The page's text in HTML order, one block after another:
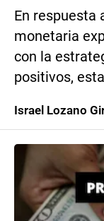
En respuesta
monetaria
con la
positivos,
Israel Lozano